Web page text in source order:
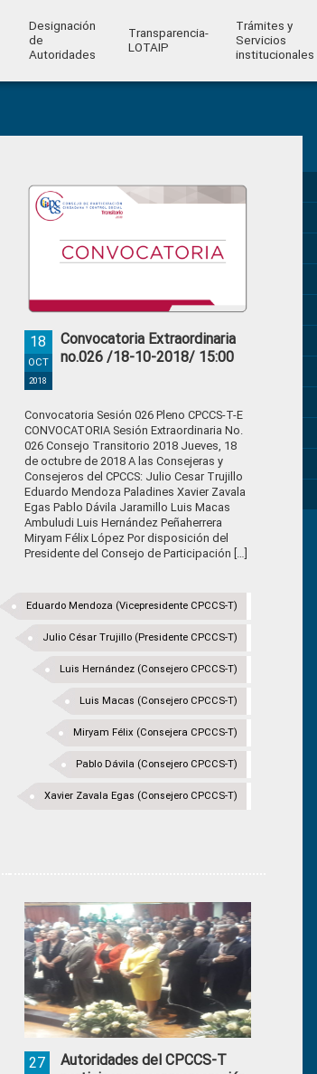
Designación
de
Autoridades
Transparencia-
LOTAIP
Trámites y
Servicios
institucionales
Convocatoria Extraordinaria
no.026 /18-10-2018/ 15:00
18
OCT
2018
Convocatoria Sesión 026 Pleno CPCCS-T-E
CONVOCATORIA Sesión Extraordinaria No.
026 Consejo Transitorio 2018 Jueves, 18
de octubre de 2018 A las Consejeras y
Consejeros del CPCCS: Julio Cesar Trujillo
Eduardo Mendoza Paladines Xavier Zavala
Egas Pablo Dávila Jaramillo Luis Macas
Ambuludi Luis Hernández Peñaherrera
Miryam Félix López Por disposición del
Presidente del Consejo de Participación […]
Eduardo Mendoza (Vicepresidente CPCCS-T)
Julio César Trujillo (Presidente CPCCS-T)
Luis Hernández (Consejero CPCCS-T)
Luis Macas (Consejero CPCCS-T)
Miryam Félix (Consejera CPCCS-T)
Pablo Dávila (Consejero CPCCS-T)
Xavier Zavala Egas (Consejero CPCCS-T)
Autoridades del CPCCS-T
27